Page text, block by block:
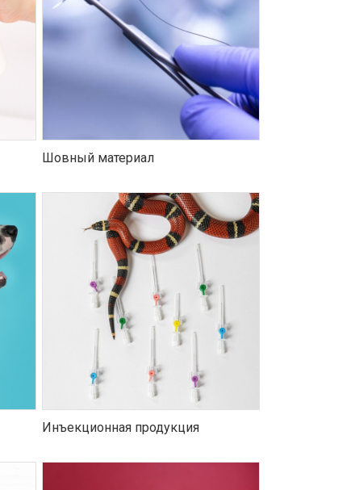
Шовный материал
Инъекционная продукция